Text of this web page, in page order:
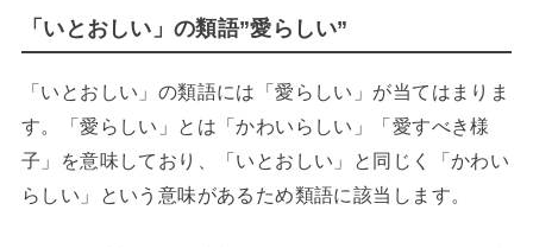
「いとおしい」の類語”愛らしい”
「いとおしい」の類語には「愛らしい」が当てはまりま
す。「愛らしい」とは「かわいらしい」「愛すべき様
子」を意味しており、「いとおしい」と同じく「かわい
らしい」という意味があるため類語に該当します。